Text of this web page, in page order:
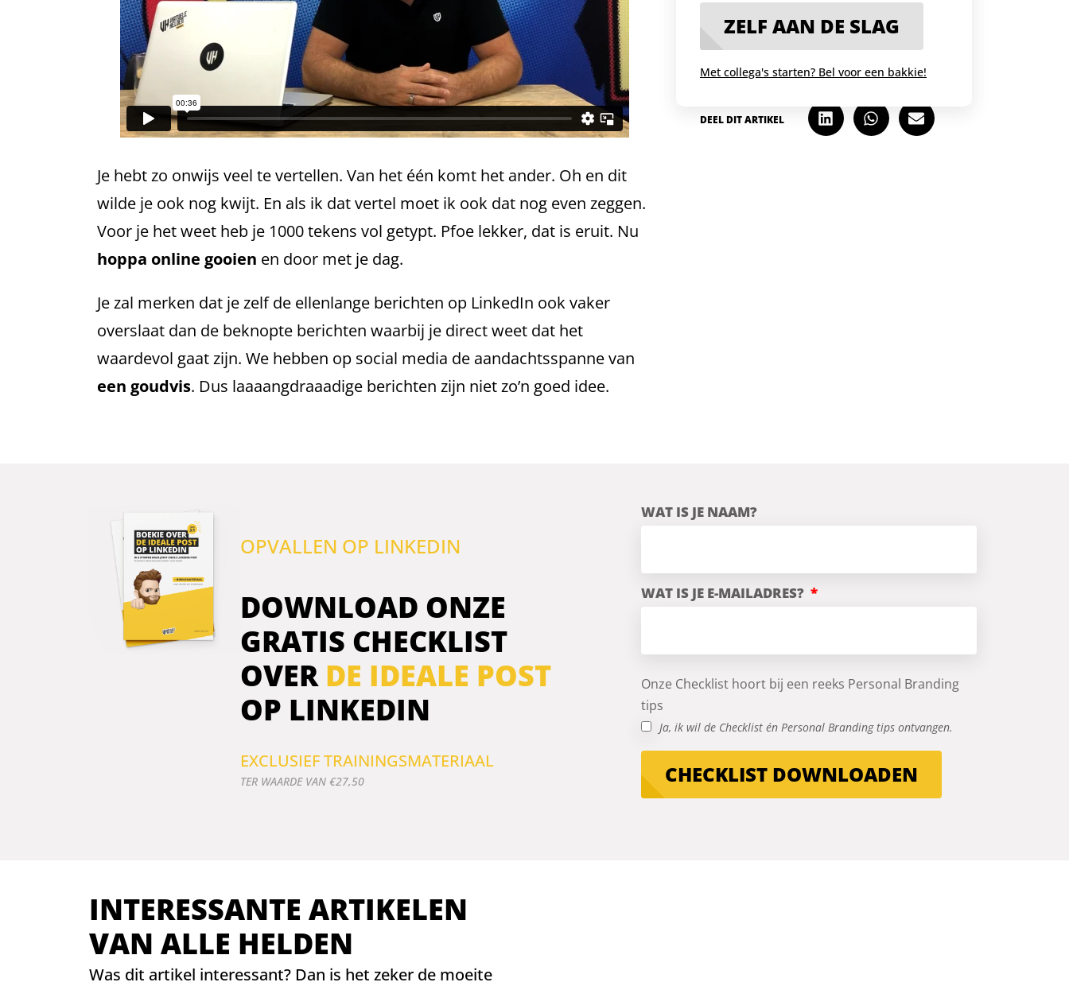
Je hebt zo onwijs veel te vertellen. Van het één komt het ander. Oh en dit
wilde je ook nog kwijt. En als ik dat vertel moet ik ook dat nog even zeggen.
Voor je het weet heb je 1000 tekens vol getypt. Pfoe lekker, dat is eruit. Nu
hoppa online gooien en door met je dag.
Je zal merken dat je zelf de ellenlange berichten op LinkedIn ook vaker
overslaat dan de beknopte berichten waarbij je direct weet dat het
waardevol gaat zijn. We hebben op social media de aandachtsspanne van
een goudvis. Dus laaaangdraaadige berichten zijn niet zo’n goed idee.
ZELF AAN DE SLAG
Met collega's starten? Bel voor een bakkie!
DEEL DIT ARTIKEL
OPVALLEN OP LINKEDIN
DOWNLOAD ONZE
GRATIS CHECKLIST
OVER DE IDEALE POST
OP LINKEDIN
EXCLUSIEF TRAININGSMATERIAAL
TER WAARDE VAN €27,50
WAT IS JE NAAM?
WAT IS JE E-MAILADRES?
Onze Checklist hoort bij een reeks Personal Branding
tips
Ja, ik wil de Checklist én Personal Branding tips ontvangen.
CHECKLIST DOWNLOADEN
INTERESSANTE ARTIKELEN
VAN ALLE HELDEN
Was dit artikel interessant? Dan is het zeker de moeite